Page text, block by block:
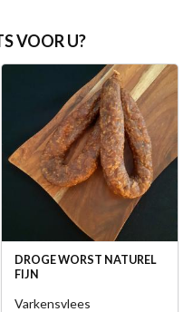
VOOR U?
DROGE WORST NATUREL
FIJN
Varkensvlees